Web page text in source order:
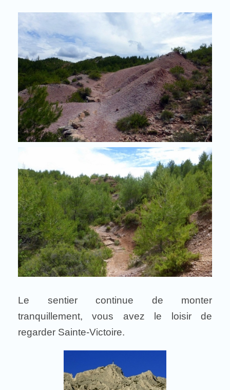
Le sentier continue de monter
tranquillement, vous avez le loisir de
regarder Sainte-Victoire.